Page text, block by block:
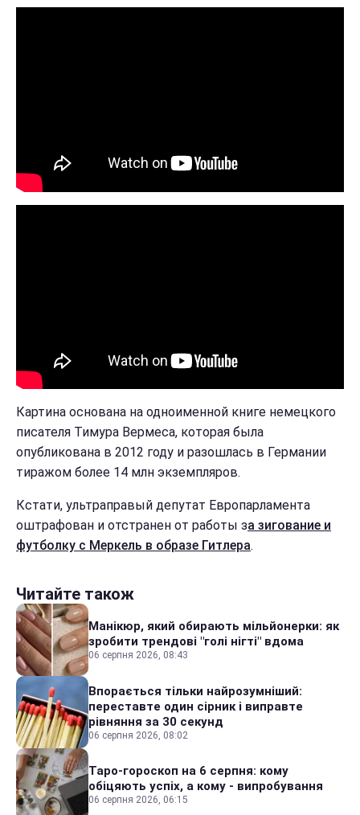
Картина основана на одноименной книге немецкого
писателя Тимура Вермеса, которая была
опубликована в 2012 году и разошлась в Германии
тиражом более 14 млн экземпляров.
Кстати, ультраправый депутат Европарламента
оштрафован и отстранен от работы за зигование и
футболку с Меркель в образе Гитлера.
Читайте також
Манікюр, який обирають мільйонерки: як
зробити трендові "голі нігті" вдома
06 серпня 2026, 08:43
Впорається тільки найрозумніший:
переставте один сірник і виправте
рівняння за 30 секунд
06 серпня 2026, 08:02
Таро-гороскоп на 6 серпня: кому
обіцяють успіх, а кому - випробування
06 серпня 2026, 06:15